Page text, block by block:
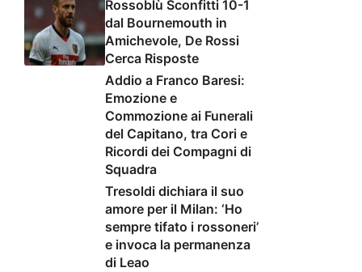
Rossoblù Sconfitti 10-1
dal Bournemouth in
Amichevole, De Rossi
Cerca Risposte
Addio a Franco Baresi:
Emozione e
Commozione ai Funerali
del Capitano, tra Cori e
Ricordi dei Compagni di
Squadra
Tresoldi dichiara il suo
amore per il Milan: ‘Ho
sempre tifato i rossoneri’
e invoca la permanenza
di Leao